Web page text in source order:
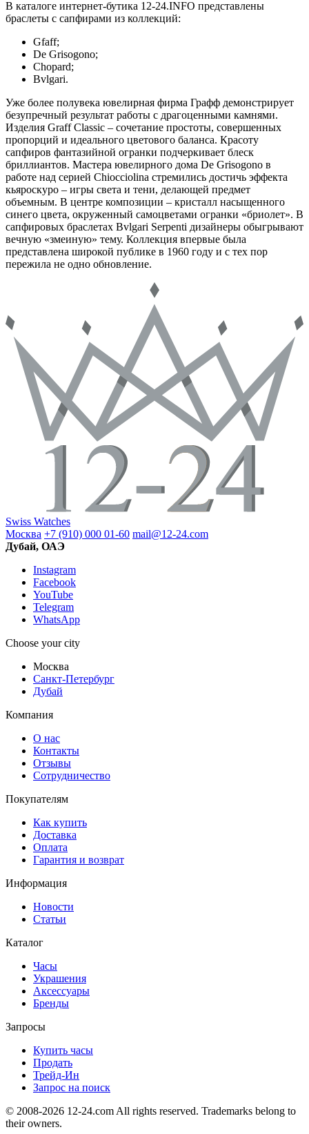
В каталоге интернет-бутика 12-24.INFO представлены
браслеты с сапфирами из коллекций:
Gfaff;
De Grisogono;
Chopard;
Bvlgari.
Уже более полувека ювелирная фирма Графф демонстрирует
безупречный результат работы с драгоценными камнями.
Изделия Graff Classic – сочетание простоты, совершенных
пропорций и идеального цветового баланса. Красоту
сапфиров фантазийной огранки подчеркивает блеск
бриллиантов. Мастера ювелирного дома De Grisogono в
работе над серией Chiocciolina стремились достичь эффекта
кьяроскуро – игры света и тени, делающей предмет
объемным. В центре композиции – кристалл насыщенного
синего цвета, окруженный самоцветами огранки «бриолет». В
сапфировых браслетах Bvlgari Serpenti дизайнеры обыгрывают
вечную «змеиную» тему. Коллекция впервые была
представлена широкой публике в 1960 году и с тех пор
пережила не одно обновление.
Swiss Watches
Москва +7 (910) 000 01-60 mail@12-24.com
Дубай, ОАЭ
Instagram
Facebook
YouTube
Telegram
WhatsApp
Choose your city
Москва
Санкт-Петербург
Дубай
Компания
О нас
Контакты
Отзывы
Сотрудничество
Покупателям
Как купить
Доставка
Оплата
Гарантия и возврат
Информация
Новости
Статьи
Каталог
Часы
Украшения
Аксессуары
Бренды
Запросы
Купить часы
Продать
Трейд-Ин
Запрос на поиск
© 2008-2026 12-24.com All rights reserved. Trademarks belong to
their owners.